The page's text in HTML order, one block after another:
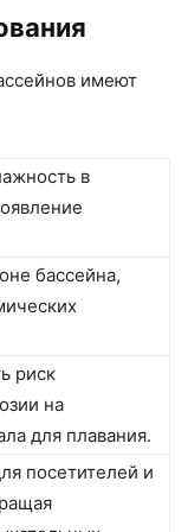
имеют
в
бассейна,
риск
на
для плавания.
посетителей и